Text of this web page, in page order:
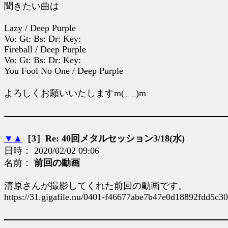
聞きたい曲は
Lazy / Deep Purple
Vo: Gt: Bs: Dr: Key:
Fireball / Deep Purple
Vo: Gt: Bs: Dr: Key:
You Fool No One / Deep Purple
よろしくお願いいたしますm(_ _)m
▼ ▲
［3］Re: 40回メタルセッション3/18(水)
日時： 2020/02/02 09:06
名前： 前回の動画
清原さんが撮影してくれた前回の動画です。
https://31.gigafile.nu/0401-